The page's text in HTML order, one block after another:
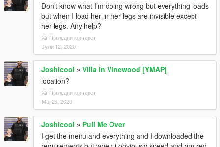
Don’t know what I’m doing wrong but everything loads
but when I load her in her legs are invisible except
her legs. Any help?
Погледни контекст
Јули 12, 2020
Joshicool » Villa in Vinewood [YMAP]
location?
Погледни контекст
Мај 26, 2020
Joshicool » Pull Me Over
I get the menu and everything and I downloaded the